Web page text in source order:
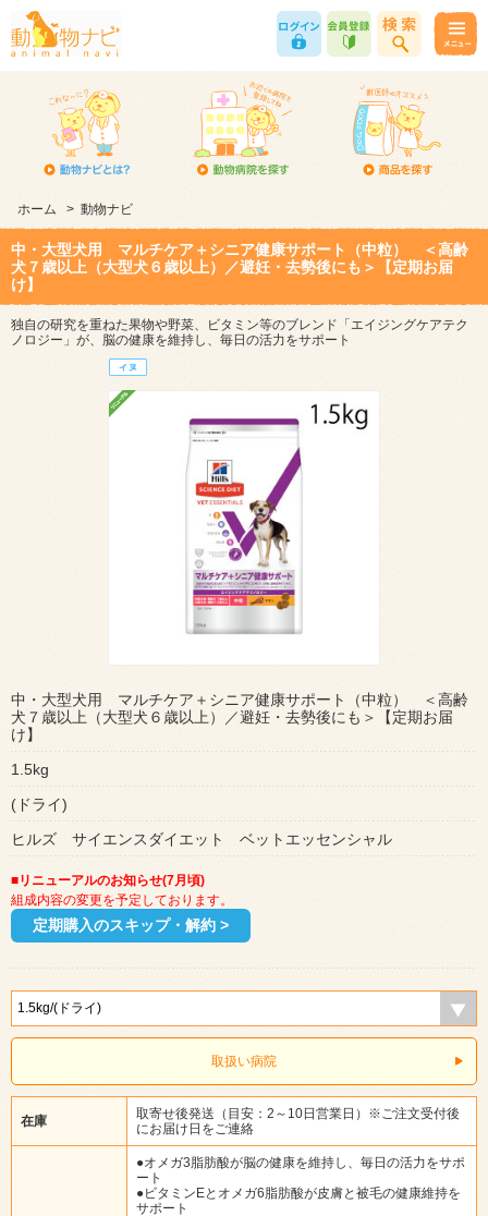
ホーム > 動物ナビ
中・大型犬用 マルチケア＋シニア健康サポート（中粒） ＜高齢
犬７歳以上（大型犬６歳以上）／避妊・去勢後にも＞【定期お届
け】
独自の研究を重ねた果物や野菜、ビタミン等のブレンド「エイジングケアテク
ノロジー」が、脳の健康を維持し、毎日の活力をサポート
中・大型犬用 マルチケア＋シニア健康サポート（中粒） ＜高齢
犬７歳以上（大型犬６歳以上）／避妊・去勢後にも＞【定期お届
け】
1.5kg
(ドライ)
ヒルズ サイエンスダイエット ベットエッセンシャル
■リニューアルのお知らせ(7月頃)
組成内容の変更を予定しております。
定期購入のスキップ・解約 >
取扱い病院
在庫
取寄せ後発送（目安：2～10日営業日）※ご注文受付後
にお届け日をご連絡
●オメガ3脂肪酸が脳の健康を維持し、毎日の活力をサポ
ート
●ビタミンEとオメガ6脂肪酸が皮膚と被毛の健康維持を
サポート